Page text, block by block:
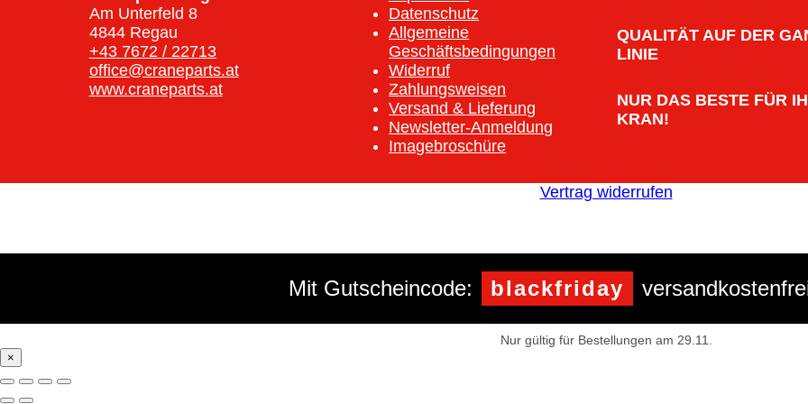
Am Unterfeld 8
4844 Regau
+43 7672 / 22713
office@craneparts.at
www.craneparts.at
Datenschutz
Allgemeine
Geschäftsbedingungen
Widerruf
Zahlungsweisen
Versand & Lieferung
Newsletter-Anmeldung
Imagebroschüre
QUALITÄT AUF DER
LINIE
NUR DAS BESTE FÜR
KRAN!
Vertrag widerrufen
Mit Gutscheincode: blackfriday
Nur gültig für Bestellungen am 29.11.
×